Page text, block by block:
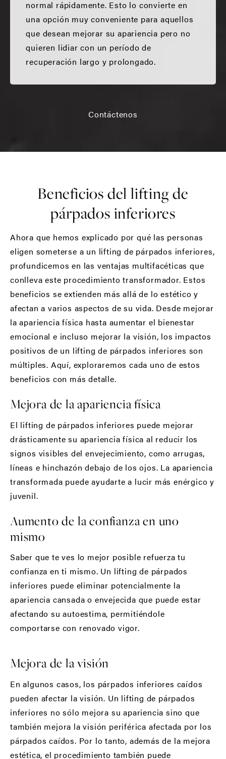
normal rápidamente. Esto lo convierte en
una opción muy conveniente para aquellos
que desean mejorar su apariencia pero no
quieren lidiar con un período de
recuperación largo y prolongado.
Contáctenos
Beneficios del lifting de
párpados inferiores
Ahora que hemos explicado por qué las personas
eligen someterse a un lifting de párpados inferiores,
profundicemos en las ventajas multifacéticas que
conlleva este procedimiento transformador. Estos
beneficios se extienden más allá de lo estético y
afectan a varios aspectos de su vida. Desde mejorar
la apariencia física hasta aumentar el bienestar
emocional e incluso mejorar la visión, los impactos
positivos de un lifting de párpados inferiores son
múltiples. Aquí, exploraremos cada uno de estos
beneficios con más detalle.
Mejora de la apariencia física
El lifting de párpados inferiores puede mejorar
drásticamente su apariencia física al reducir los
signos visibles del envejecimiento, como arrugas,
líneas e hinchazón debajo de los ojos. La apariencia
transformada puede ayudarte a lucir más enérgico y
juvenil.
Aumento de la confianza en uno
mismo
Saber que te ves lo mejor posible refuerza tu
confianza en ti mismo. Un lifting de párpados
inferiores puede eliminar potencialmente la
apariencia cansada o envejecida que puede estar
afectando su autoestima, permitiéndole
comportarse con renovado vigor.
Mejora de la visión
En algunos casos, los párpados inferiores caídos
pueden afectar la visión. Un lifting de párpados
inferiores no sólo mejora su apariencia sino que
también mejora la visión periférica afectada por los
párpados caídos. Por lo tanto, además de la mejora
estética, el procedimiento también puede